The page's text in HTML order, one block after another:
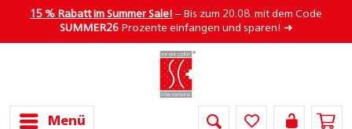
15 % Rabatt im Summer Sale! – Bis zum 20.08. mit dem Code
SUMMER26Prozente einfangen und sparen! ➜
Menü